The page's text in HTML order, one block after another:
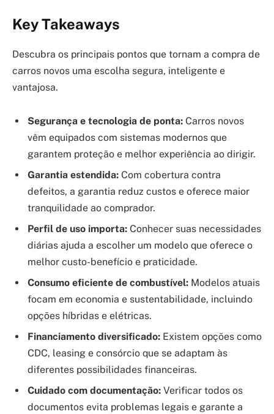
Key Takeaways
Descubra os principais pontos que tornam a compra de
carros novos uma escolha segura, inteligente e
vantajosa.
Segurança e tecnologia de ponta: Carros novos
vêm equipados com sistemas modernos que
garantem proteção e melhor experiência ao dirigir.
Garantia estendida: Com cobertura contra
defeitos, a garantia reduz custos e oferece maior
tranquilidade ao comprador.
Perfil de uso importa: Conhecer suas necessidades
diárias ajuda a escolher um modelo que oferece o
melhor custo-benefício e praticidade.
Consumo eficiente de combustível: Modelos atuais
focam em economia e sustentabilida­de, incluindo
opções híbridas e elétricas.
Financiamento diversificado: Existem opções como
CDC, leasing e consórcio que se adaptam às
diferentes possibilidades financeiras.
Cuidado com documentação: Verificar todos os
documentos evita problemas legais e garante a